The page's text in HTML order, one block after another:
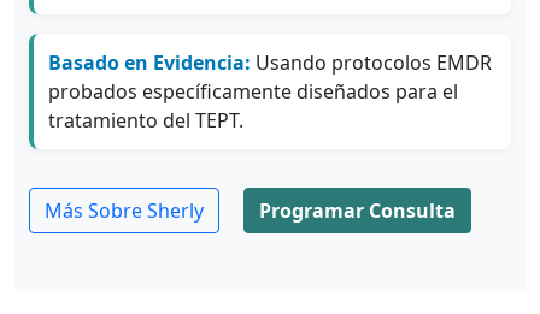
Basado en Evidencia: Usando protocolos EMDR
probados específicamente diseñados para el
tratamiento del TEPT.
Más Sobre Sherly Programar Consulta